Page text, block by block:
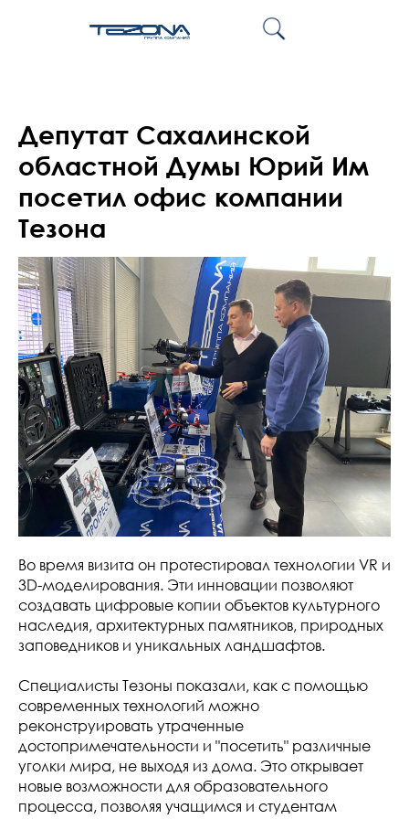
Депутат Сахалинской
областной Думы Юрий Им
посетил офис компании
Тезона
Во время визита он протестировал технологии VR и
3D-моделирования. Эти инновации позволяют
создавать цифровые копии объектов культурного
наследия, архитектурных памятников, природных
заповедников и уникальных ландшафтов.
Специалисты Тезоны показали, как с помощью
современных технологий можно
реконструировать утраченные
достопримечательности и "посетить" различные
уголки мира, не выходя из дома. Это открывает
новые возможности для образовательного
процесса, позволяя учащимся и студентам